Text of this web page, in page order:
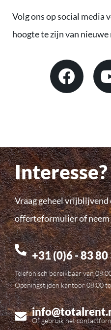
Volg ons op social media
hoogte te zijn van
Interesse?
Vraag geheel vrijblijvend
offerteformulier of neem
+31 (0)6 - 83 80
Telefonisch bereikbaar van
Openingstijden kantoor 08:00
Of gebruik het